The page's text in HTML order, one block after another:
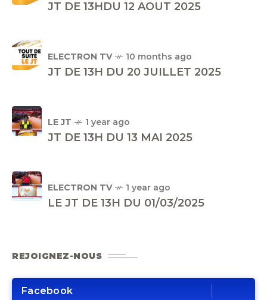
JT DE 13HDU 12 AOUT 2025
ELECTRON TV 10 months ago
JT DE 13H DU 20 JUILLET 2025
LE JT 1 year ago
JT DE 13H DU 13 MAI 2025
ELECTRON TV 1 year ago
LE JT DE 13H DU 01/03/2025
REJOIGNEZ-NOUS
Facebook